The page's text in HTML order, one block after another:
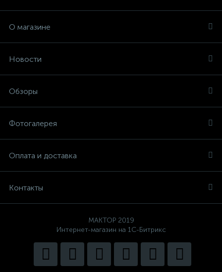
О магазине
Новости
Обзоры
Фотогалерея
Оплата и доставка
Контакты
MAKTOP 2019
Интернет-магазин на 1С-Битрикс